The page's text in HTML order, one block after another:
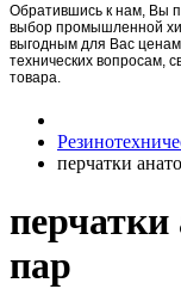
Обратившись к нам, Вы
выбор промышленной
выгодным для Вас
технических вопросам,
товара.
перчатки
пар